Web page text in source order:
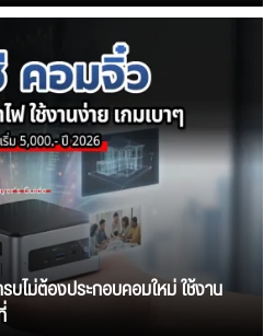
ไม่ต้องประกอบคอมใหม่ ใช้งาน